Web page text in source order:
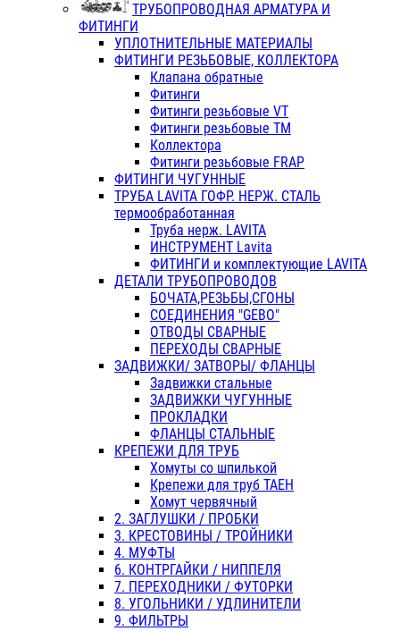
ТРУБОПРОВОДНАЯ АРМАТУРА И
ФИТИНГИ
УПЛОТНИТЕЛЬНЫЕ МАТЕРИАЛЫ
ФИТИНГИ РЕЗЬБОВЫЕ, КОЛЛЕКТОРА
Клапана обратные
Фитинги
Фитинги резьбовые VT
Фитинги резьбовые ТМ
Коллектора
Фитинги резьбовые FRAP
ФИТИНГИ ЧУГУННЫЕ
ТРУБА LAVITA ГОФР. НЕРЖ. СТАЛЬ
термообработанная
Труба нерж. LAVITA
ИНСТРУМЕНТ Lavita
ФИТИНГИ и комплектующие LAVITA
ДЕТАЛИ ТРУБОПРОВОДОВ
БОЧАТА,РЕЗЬБЫ,СГОНЫ
СОЕДИНЕНИЯ "GEBO"
ОТВОДЫ СВАРНЫЕ
ПЕРЕХОДЫ СВАРНЫЕ
ЗАДВИЖКИ/ ЗАТВОРЫ/ ФЛАНЦЫ
Задвижки стальные
ЗАДВИЖКИ ЧУГУННЫЕ
ПРОКЛАДКИ
ФЛАНЦЫ СТАЛЬНЫЕ
КРЕПЕЖИ ДЛЯ ТРУБ
Хомуты со шпилькой
Крепежи для труб ТАЕН
Хомут червячный
2. ЗАГЛУШКИ / ПРОБКИ
3. КРЕСТОВИНЫ / ТРОЙНИКИ
4. МУФТЫ
6. КОНТРГАЙКИ / НИППЕЛЯ
7. ПЕРЕХОДНИКИ / ФУТОРКИ
8. УГОЛЬНИКИ / УДЛИНИТЕЛИ
9. ФИЛЬТРЫ